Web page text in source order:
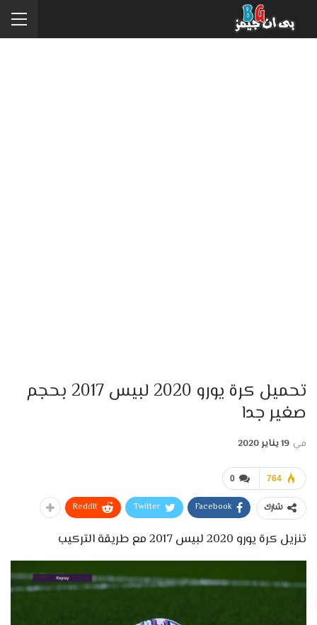
تحميل كرة يورو 2020 لبيس 2017 بحجم
صغير جدا
في 19 يناير 2020
0 764
شارك Facebook
Twitter
ReddIt
تنزيل كرة يورو 2020 لبيس 2017 مع طريقة التركيب